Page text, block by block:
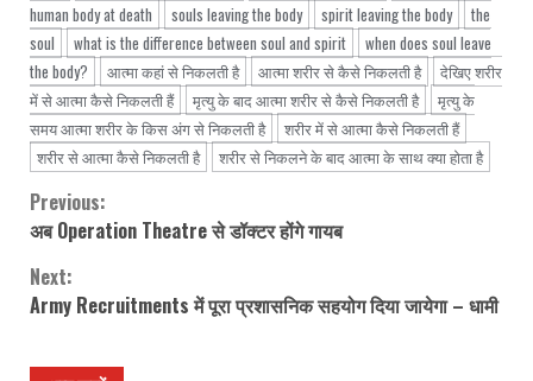
human body at death
souls leaving the body spirit leaving the body
the
soul
what is the difference between soul and spirit
when does soul leave
the body?
आत्मा कहां से निकलती है आत्मा शरीर से कैसे निकलती है
देखिए शरीर
में से आत्मा कैसे निकलती हैं
मृत्यु के बाद आत्मा शरीर से कैसे निकलती है
मृत्यु के
समय आत्मा शरीर के किस अंग से निकलती है
शरीर में से आत्मा कैसे निकलती हैं
शरीर से आत्मा कैसे निकलती है
शरीर से निकलने के बाद आत्मा के साथ क्या होता है
Continue
Reading
Previous:
अब Operation Theatre से डॉक्टर होंगे गायब
Next:
Army Recruitments में पूरा प्रशासनिक सहयोग दिया जायेगा – धामी